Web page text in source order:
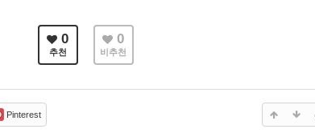
0
추천
0
비추천
Pinterest